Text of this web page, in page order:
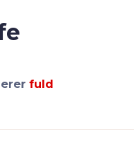
fuld